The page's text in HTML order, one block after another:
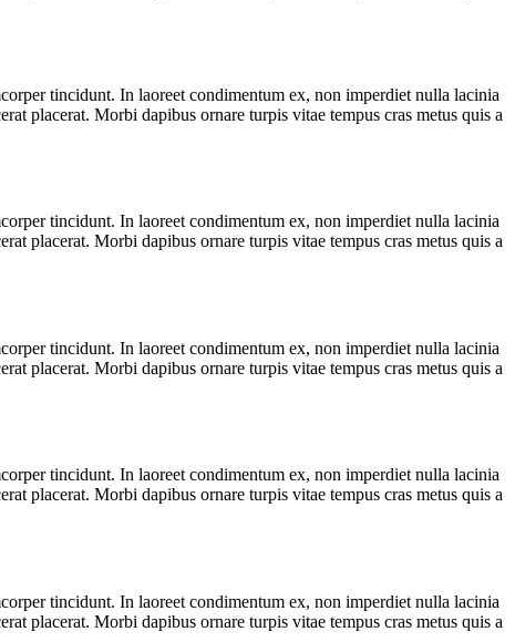
tincidunt. In laoreet condimentum ex, non imperdiet nulla lacinia
placerat. Morbi dapibus ornare turpis vitae tempus cras metus quis a
tincidunt. In laoreet condimentum ex, non imperdiet nulla lacinia
placerat. Morbi dapibus ornare turpis vitae tempus cras metus quis a
tincidunt. In laoreet condimentum ex, non imperdiet nulla lacinia
placerat. Morbi dapibus ornare turpis vitae tempus cras metus quis a
tincidunt. In laoreet condimentum ex, non imperdiet nulla lacinia
placerat. Morbi dapibus ornare turpis vitae tempus cras metus quis a
tincidunt. In laoreet condimentum ex, non imperdiet nulla lacinia
placerat. Morbi dapibus ornare turpis vitae tempus cras metus quis a